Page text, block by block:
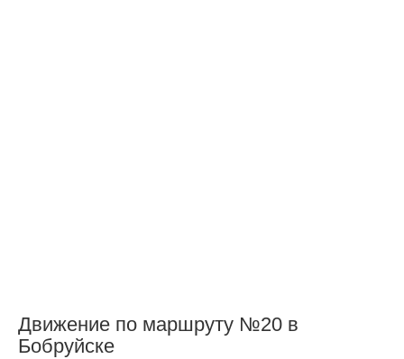
Движение по маршруту №20 в
Бобруйске